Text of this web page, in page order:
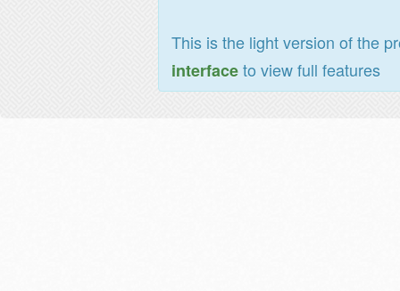
This is the light version of the
interfaceto view full features